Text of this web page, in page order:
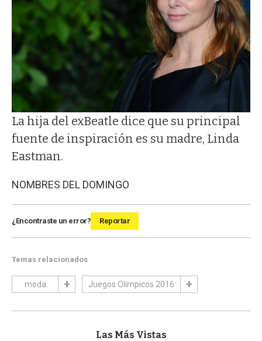
La hija del exBeatle dice que su principal
fuente de inspiración es su madre, Linda
Eastman.
NOMBRES DEL DOMINGO
¿Encontraste un error? Reportar
Temas relacionados
moda Juegos Olímpicos 2016
Las Más Vistas